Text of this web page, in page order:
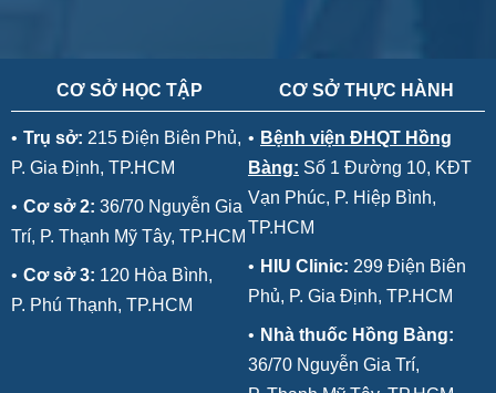
CƠ SỞ HỌC TẬP
• Trụ sở: 215 Điện Biên Phủ,
P. Gia Định, TP.HCM
• Cơ sở 2: 36/70 Nguyễn Gia
Trí, P. Thạnh Mỹ Tây, TP.HCM
• Cơ sở 3: 120 Hòa Bình,
P. Phú Thạnh, TP.HCM
CƠ SỞ THỰC HÀNH
• Bệnh viện ĐHQT Hồng
Bàng: Số 1 Đường 10, KĐT
Vạn Phúc, P. Hiệp Bình,
TP.HCM
• HIU Clinic: 299 Điện Biên
Phủ, P. Gia Định, TP.HCM
• Nhà thuốc Hồng Bàng:
36/70 Nguyễn Gia Trí,